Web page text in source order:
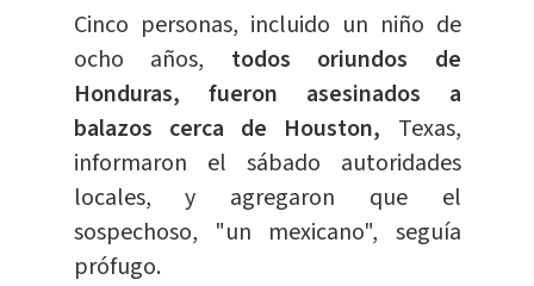
Cinco personas, incluido un niño de
ocho años, todos oriundos de
Honduras, fueron asesinados a
balazos cerca de Houston, Texas,
informaron el sábado autoridades
locales, y agregaron que el
sospechoso, "un mexicano", seguía
prófugo.